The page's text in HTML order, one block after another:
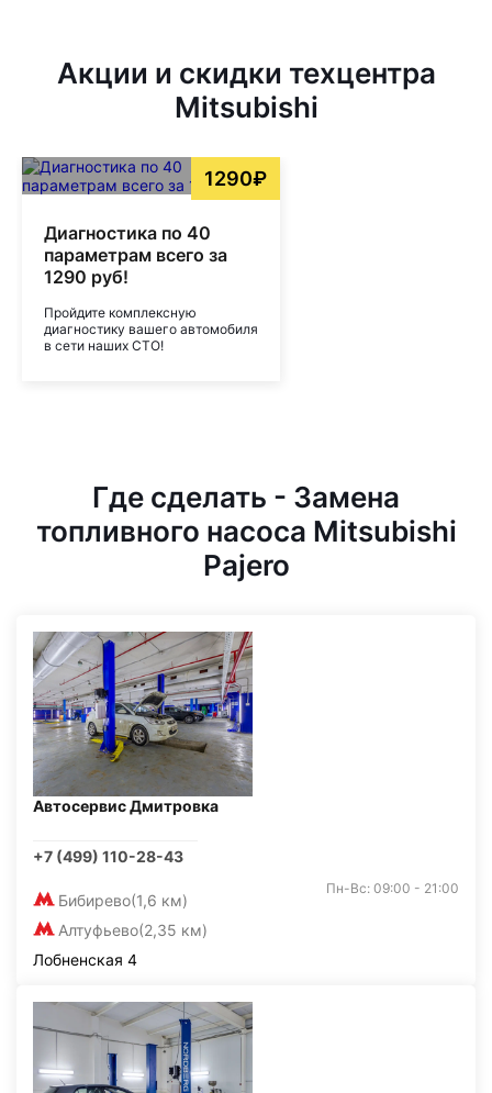
Акции и скидки техцентра
Mitsubishi
1290₽
Диагностика по 40
параметрам всего за
1290 руб!
Пройдите комплексную
диагностику вашего автомобиля
в сети наших СТО!
Где сделать - Замена
топливного насоса Mitsubishi
Pajero
Автосервис Дмитровка
+7 (499) 110-28-43
Бибирево(1,6 км)
Алтуфьево(2,35 км)
Пн-Вс: 09:00 - 21:00
Лобненская 4